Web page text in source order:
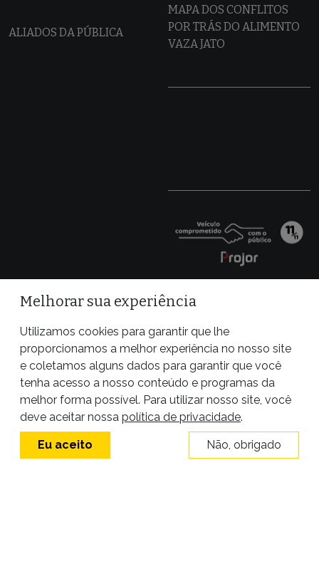
ALIADOS DA PÚBLICA
MAPA DOS CONFLITOS
POR TRÁS DO ALIMENTO
VAZA JATO
Site desenvolvido por
Melhorar sua experiência
Utilizamos cookies para garantir que lhe
proporcionamos a melhor experiência no nosso site
e coletamos alguns dados para garantir que você
tenha acesso a nosso conteúdo e programas da
melhor forma possível. Para utilizar nosso site, você
deve aceitar nossa política de privacidade.
Eu aceito Não, obrigado